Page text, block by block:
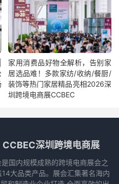
家用消费品好物全解析，告别家
居选品难！多款家纺/收纳/餐厨/
装饰等热门家居精品亮相2026深
圳跨境电商展CCBEC
深圳跨境电商展
国内规模成熟的跨境电商展会之
大品类产品。展会汇集著名海内